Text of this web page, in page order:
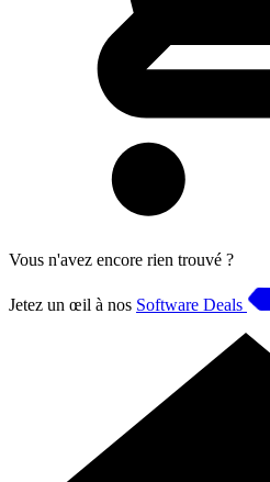
Vous n'avez encore rien trouvé ?
Jetez un œil à nos Software Deals